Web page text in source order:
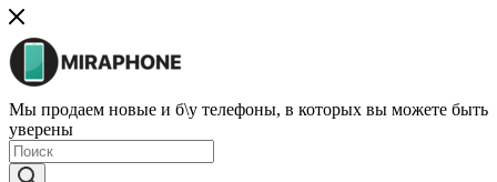
Мы продаем новые и б\у телефоны, в которых вы можете быть
уверены